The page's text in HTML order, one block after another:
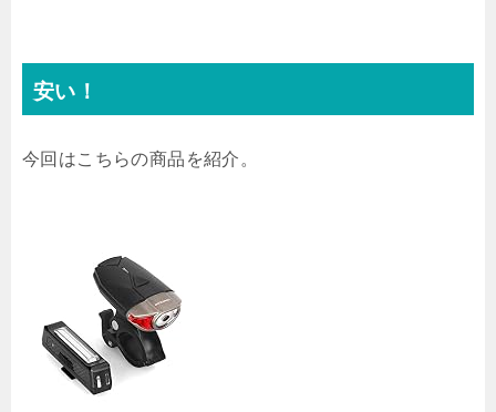
安い！
今回はこちらの商品を紹介。